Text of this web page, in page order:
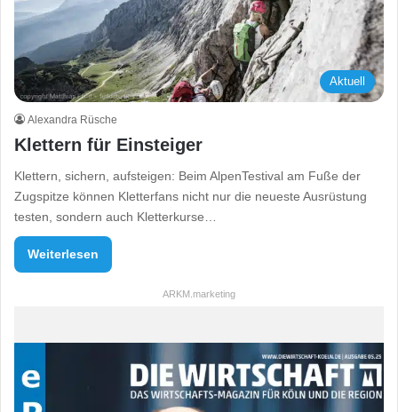
Aktuell
Alexandra Rüsche
Klettern für Einsteiger
Klettern, sichern, aufsteigen: Beim AlpenTestival am Fuße der
Zugspitze können Kletterfans nicht nur die neueste Ausrüstung
testen, sondern auch Kletterkurse…
Weiterlesen
ARKM.marketing